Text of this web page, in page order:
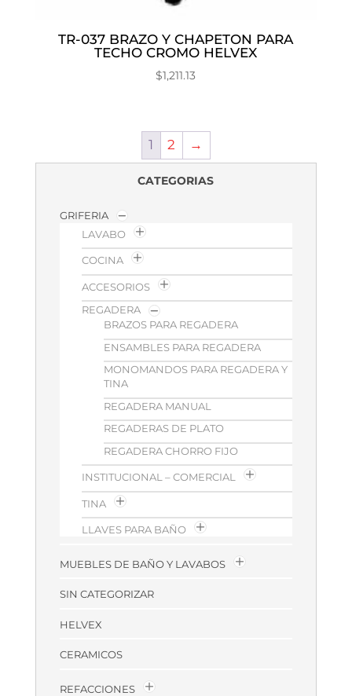
TR-037 BRAZO Y CHAPETON PARA
TECHO CROMO HELVEX
$1,211.13
1 2 →
CATEGORIAS
GRIFERIA
LAVABO
COCINA
ACCESORIOS
REGADERA
BRAZOS PARA REGADERA
ENSAMBLES PARA REGADERA
MONOMANDOS PARA REGADERA Y
TINA
REGADERA MANUAL
REGADERAS DE PLATO
REGADERA CHORRO FIJO
INSTITUCIONAL – COMERCIAL
TINA
LLAVES PARA BAÑO
MUEBLES DE BAÑO Y LAVABOS
SIN CATEGORIZAR
HELVEX
CERAMICOS
REFACCIONES